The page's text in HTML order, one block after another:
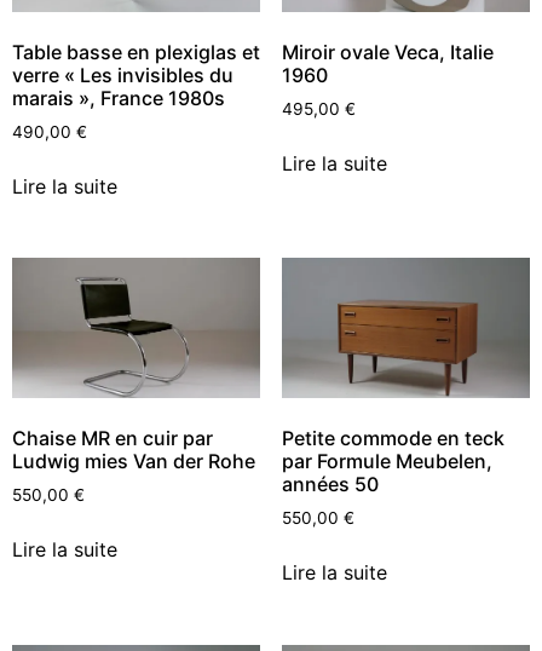
Table basse en plexiglas et
verre « Les invisibles du
marais », France 1980s
490,00 €
Lire la suite
Miroir ovale Veca, Italie
1960
495,00 €
Lire la suite
Chaise MR en cuir par
Ludwig mies Van der Rohe
550,00 €
Lire la suite
Petite commode en teck
par Formule Meubelen,
années 50
550,00 €
Lire la suite